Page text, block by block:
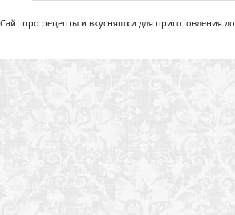
Сайт про рецепты и вкусняшки для приготовления